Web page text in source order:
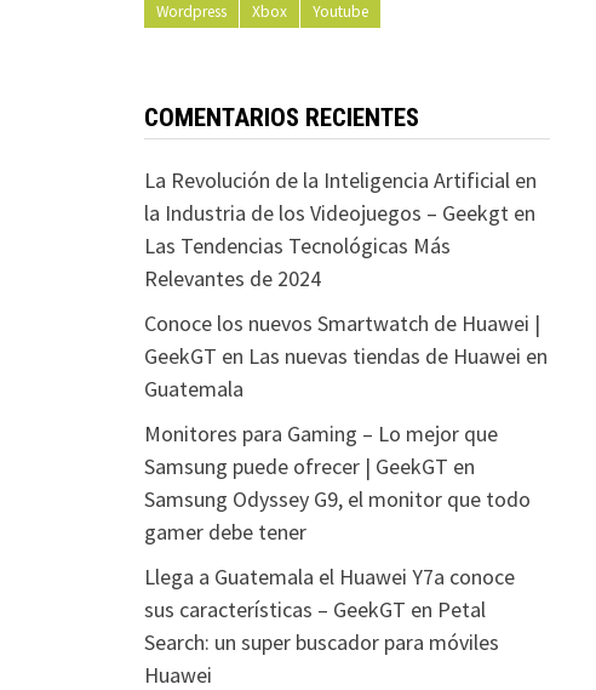
Wordpress
Xbox Youtube
COMENTARIOS RECIENTES
La Revolución de la Inteligencia Artificial en
la Industria de los Videojuegos – Geekgten
Las Tendencias Tecnológicas Más
Relevantes de 2024
Conoce los nuevos Smartwatch de Huawei |
GeekGT en Las nuevas tiendas de Huawei en
Guatemala
Monitores para Gaming – Lo mejor que
Samsung puede ofrecer | GeekGT en
Samsung Odyssey G9, el monitor que todo
gamer debe tener
Llega a Guatemala el Huawei Y7a conoce
sus características – GeekGT en Petal
Search: un super buscador para móviles
Huawei